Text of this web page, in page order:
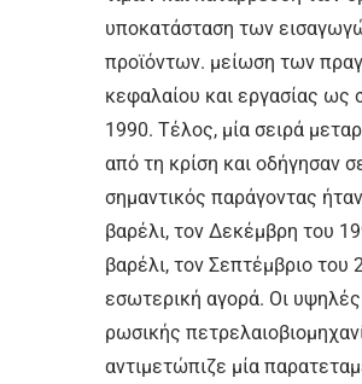
υποκατάσταση των
προϊόντων. μείωση των
κεφαλαίου και εργασίας ως
1990. Τέλος, μία σειρά
από τη κρίση και οδήγησαν
σημαντικός παράγοντας
βαρέλι, τον Δεκέμβρη του
βαρέλι, τον Σεπτέμβριο
εσωτερική αγορά. Οι
ρωσικής
αντιμετώπιζε μία